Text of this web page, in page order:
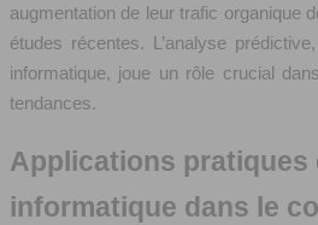
augmentation de leur trafic organique
études récentes. L’analyse
informatique, joue un rôle crucial
tendances.
Applications pratiques
informatique dans le